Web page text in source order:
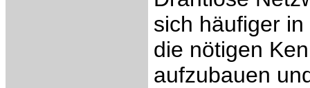
sich häufiger
die nötigen
aufzubauen